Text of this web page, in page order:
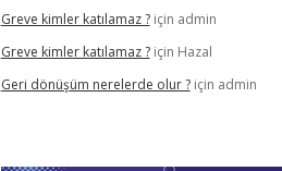
Greve kimler katılamaz ?için admin
Greve kimler katılamaz ?için Hazal
Geri dönüşüm nerelerde olur ?için admin